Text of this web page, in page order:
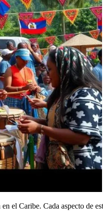
el Caribe. Cada aspecto de